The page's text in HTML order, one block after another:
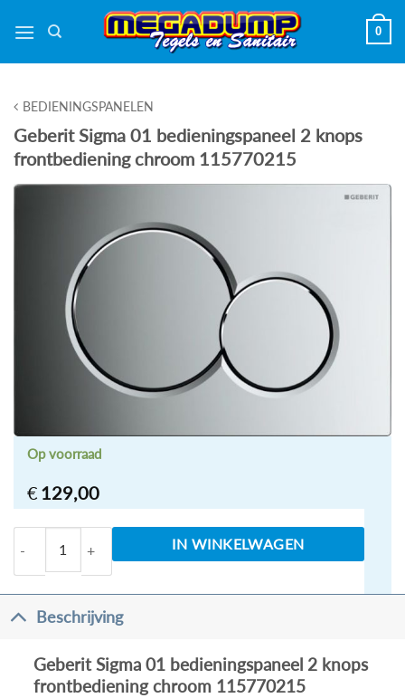
naar
0
BEDIENINGSPANELEN
Geberit Sigma 01 bedieningspaneel 2 knops
frontbediening chroom 115770215
€ 129,00
Op voorraad
Geberit Sigma 01 bedieningspaneel 2 knops
IN WINKELWAGEN
Beschrijving
Geberit Sigma 01 bedieningspaneel 2 knops
frontbediening chroom 115770215